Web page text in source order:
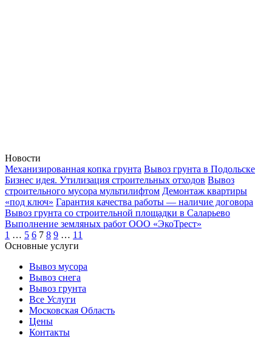
Новости
Механизированная копка грунта Вывоз грунта в Подольске
Бизнес идея. Утилизация строительных отходов Вывоз
строительного мусора мультилифтом Демонтаж квартиры
«под ключ» Гарантия качества работы — наличие договора
Вывоз грунта со строительной площадки в Саларьево
Выполнение земляных работ ООО «ЭкоТрест»
1 … 5 6 7 8 9 … 11
Основные услуги
Вывоз мусора
Вывоз снега
Вывоз грунта
Все Услуги
Московская Область
Цены
Контакты